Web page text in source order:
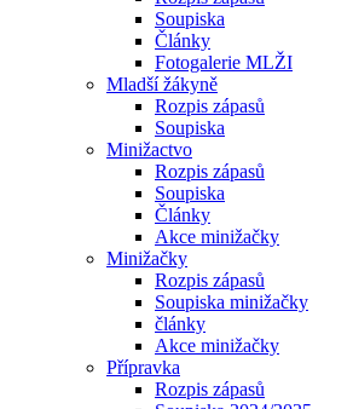
Soupiska
Články
Fotogalerie MLŽI
Mladší žákyně
Rozpis zápasů
Soupiska
Minižactvo
Rozpis zápasů
Soupiska
Články
Akce minižačky
Minižačky
Rozpis zápasů
Soupiska minižačky
články
Akce minižačky
Přípravka
Rozpis zápasů